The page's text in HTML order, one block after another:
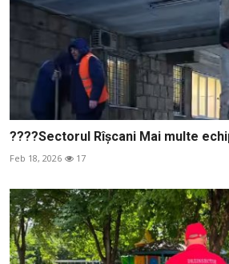
????Sectorul Rîșcani Mai multe
Feb 18, 2026 17